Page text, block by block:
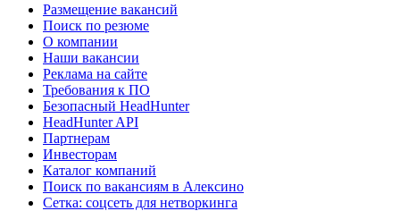
Размещение вакансий
Поиск по резюме
О компании
Наши вакансии
Реклама на сайте
Требования к ПО
Безопасный HeadHunter
HeadHunter API
Партнерам
Инвесторам
Каталог компаний
Поиск по вакансиям в Алексино
Сетка: соцсеть для нетворкинга